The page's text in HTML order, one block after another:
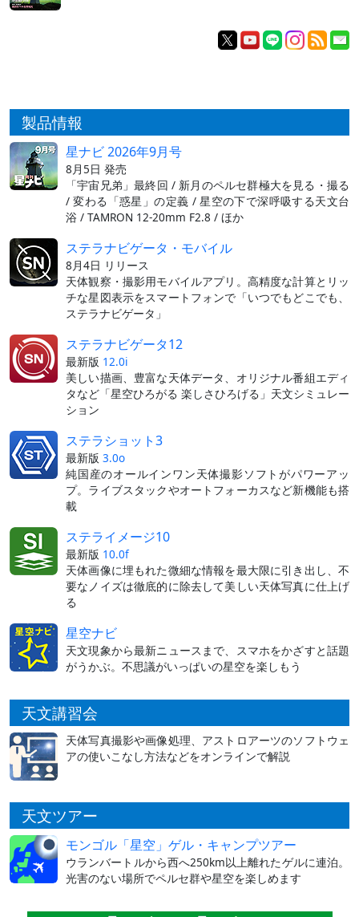
製品情報
星ナビ 2026年9月号
8月5日 発売
「宇宙兄弟」最終回 / 新月のペルセ群極大を見る・撮る
/ 変わる「惑星」の定義 / 星空の下で深呼吸する天文台
浴 / TAMRON 12-20mm F2.8 / ほか
ステラナビゲータ・モバイル
8月4日 リリース
天体観察・撮影用モバイルアプリ。高精度な計算とリッ
チな星図表示をスマートフォンで「いつでもどこでも、
ステラナビゲータ」
ステラナビゲータ12
最新版 12.0i
美しい描画、豊富な天体データ、オリジナル番組エディ
タなど「星空ひろがる 楽しさひろげる」天文シミュレー
ション
ステラショット3
最新版 3.0o
純国産のオールインワン天体撮影ソフトがパワーアッ
プ。ライブスタックやオートフォーカスなど新機能も搭
載
ステライメージ10
最新版 10.0f
天体画像に埋もれた微細な情報を最大限に引き出し、不
要なノイズは徹底的に除去して美しい天体写真に仕上げ
る
星空ナビ
天文現象から最新ニュースまで、スマホをかざすと話題
がうかぶ。不思議がいっぱいの星空を楽しもう
天文講習会
天体写真撮影や画像処理、アストロアーツのソフトウェ
アの使いこなし方法などをオンラインで解説
天文ツアー
モンゴル「星空」ゲル・キャンプツアー
ウランバートルから西へ250km以上離れたゲルに連泊。
光害のない場所でペルセ群や星空を楽しめます